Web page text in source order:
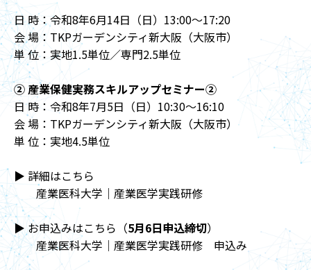
日 時：令和8年6月14日（日）13:00～17:20
会 場：TKPガーデンシティ新大阪（大阪市）
単 位：実地1.5単位／専門2.5単位
② 産業保健実務スキルアップセミナー②
日 時：令和8年7月5日（日）10:30～16:10
会 場：TKPガーデンシティ新大阪（大阪市）
単 位：実地4.5単位
▶ 詳細はこちら
産業医科大学｜産業医学実践研修
▶ お申込みはこちら（5月6日申込締切）
産業医科大学｜産業医学実践研修 申込み